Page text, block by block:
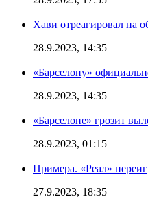
Хави отреагировал на
28.9.2023, 14:35
«Барселону»
28.9.2023, 14:35
«Барселоне» грозит
28.9.2023, 01:15
Примера. «Реал»
27.9.2023, 18:35